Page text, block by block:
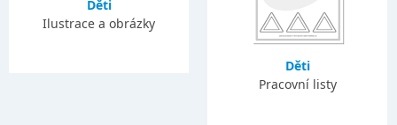
Děti
Ilustrace a obrázky
Děti
Pracovní listy